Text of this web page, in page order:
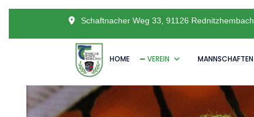
Schaftnacher Weg 33, 91126 Rednitzhembach
HOME VEREIN MANNSCHAFTEN